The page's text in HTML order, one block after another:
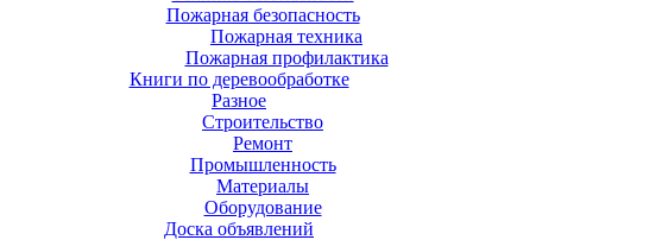
Пожарная безопасность
Пожарная техника
Пожарная профилактика
Книги по деревообработке
Разное
Строительство
Ремонт
Промышленность
Материалы
Оборудование
Доска объявлений